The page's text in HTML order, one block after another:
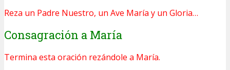
Reza un Padre Nuestro, un Ave María y un Gloria…
Consagración a María
Termina esta oración rezándole a María.